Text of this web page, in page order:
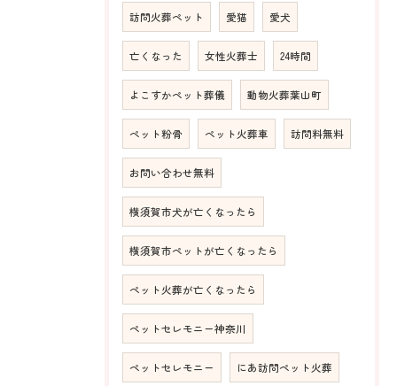
訪問火葬ペット 愛猫 愛犬
亡くなった 女性火葬士 24時間
よこすかペット葬儀 動物火葬葉山町
ペット粉骨 ペット火葬車 訪問料無料
お問い合わせ無料
横須賀市犬が亡くなったら
横須賀市ペットが亡くなったら
ペット火葬が亡くなったら
ペットセレモニー神奈川
ペットセレモニー にあ訪問ペット火葬